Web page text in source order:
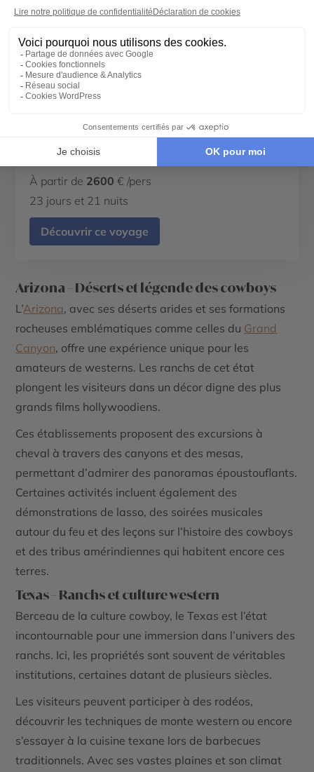
AUTOTOUR
Le grand tour de l'Ouest en famille
À partir de 2600 € /pers
23 jours et 21 nuits
Découvrir ce voyage
Arizona – Déserts et légende des cowboys
L’Arizona, avec ses déserts arides et ses formations
rocheuses emblématiques comme celles du Grand
Canyon, offre une expérience unique pour les
amateurs de westerns. Les ranchs de cet état
plongent les visiteurs dans un décor digne des plus
grands films hollywoodiens.
Ces établissements proposent des excursions à
cheval à travers des canyons et des mesas,
permettant d’admirer des panoramas époustouflants.
Certaines activités incluent également des
démonstrations de lasso, des soirées musicales
autour du feu et des leçons sur l’histoire des cowboys
et des tribus amérindiennes qui habitent encore ces
terres.
Texas – Ranchs et culture western
Berceau de la culture cowboy, le Texas est l’état
incontournable pour une immersion dans l’univers des
ranchs. Ici, les propriétés sont souvent de véritables
institutions, certaines datant de plusieurs siècles.
Les visiteurs peuvent participer à des rodéos,
découvrir les techniques de monte western ou encore
s’essayer à la cuisine texane lors de barbecues
traditionnels. Avec ses vastes plaines et son climat